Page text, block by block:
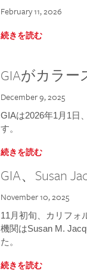
February 11, 2026
続きを読む
GIAがカラ
December 9, 2025
GIAは2026年1月1日
す。
続きを読む
GIA、Susan
November 10, 2025
11月初旬、カリフォ
機関はSusan M.
た。
続きを読む